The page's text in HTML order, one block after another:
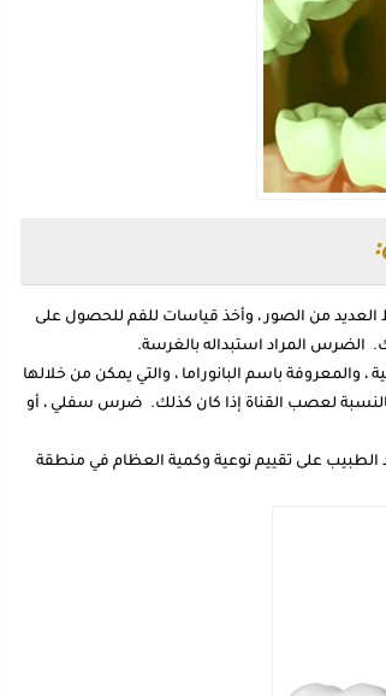
من الصور ، وأخذ قياسات للفم للحصول على
الضرس المراد استبداله بالغرسة.
باسم البانوراما ، والتي يمكن من خلالها
لعصب القناة إذا كان كذلك. ضرس سفلي ، أو
على تقييم نوعية وكمية العظام في منطقة